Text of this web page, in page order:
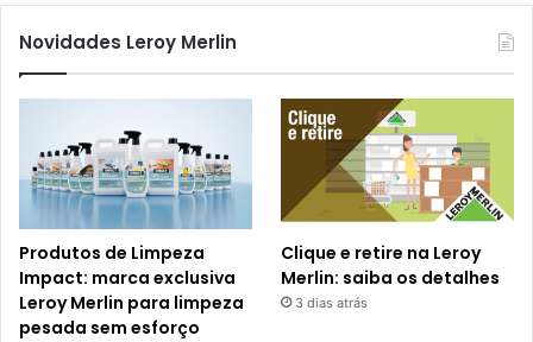
Novidades Leroy Merlin
Produtos de Limpeza
Impact: marca exclusiva
Leroy Merlin para limpeza
pesada sem esforço
Clique e retire na Leroy
Merlin: saiba os detalhes
3 dias atrás